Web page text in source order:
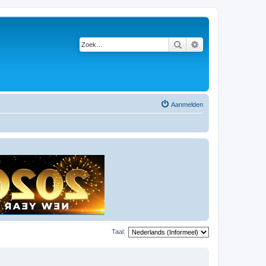
Zoek
Aanmelden
Taal: